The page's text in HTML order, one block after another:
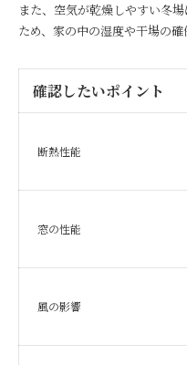
また、空気が乾燥しやすい冬
ため、家の中の湿度や干場の確
確認したいポイント
断熱性能
窓の性能
風の影響